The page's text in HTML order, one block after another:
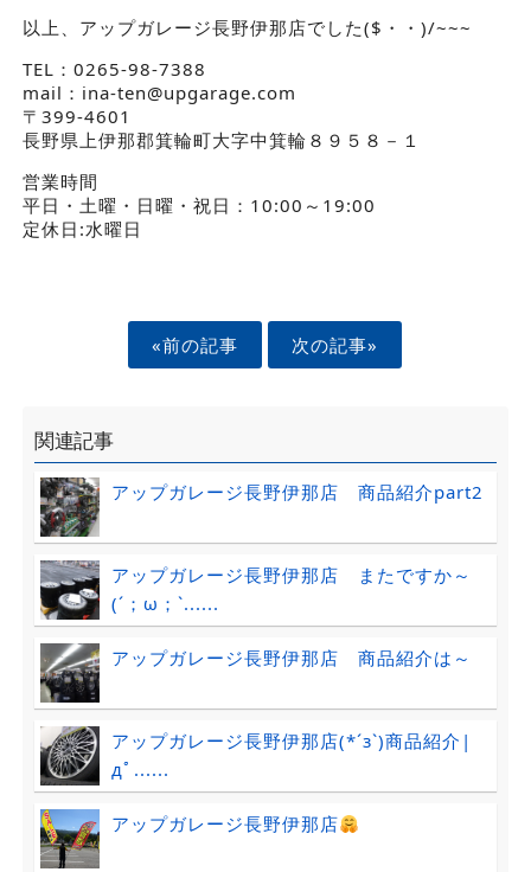
以上、アップガレージ長野伊那店でした($・・)/~~~
TEL：0265-98-7388
mail：ina-ten@upgarage.com
〒399-4601
長野県上伊那郡箕輪町大字中箕輪８９５８－１
営業時間
平日・土曜・日曜・祝日：10:00～19:00
定休日:水曜日
«前の記事 次の記事»
関連記事
アップガレージ長野伊那店 商品紹介part2
アップガレージ長野伊那店 またですか～
(´；ω；`......
アップガレージ長野伊那店 商品紹介は～
アップガレージ長野伊那店(*´з`)商品紹介|
дﾟ......
アップガレージ長野伊那店